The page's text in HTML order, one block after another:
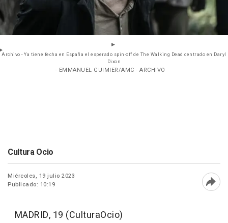
Archivo - Ya tiene fecha en España el esperado spin-off de The Walking Dead centrado en Daryl
Dixon
- EMMANUEL GUIMIER/AMC - ARCHIVO
Cultura Ocio
Miércoles, 19 julio 2023
Publicado: 10:19
MADRID, 19 (CulturaOcio)